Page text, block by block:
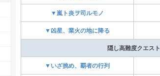
▼嵐ト炎ヲ司ルモノ
▼凶星、業火の地に降る
隠し高難度クエスト
▼いざ挑め、覇者の行列